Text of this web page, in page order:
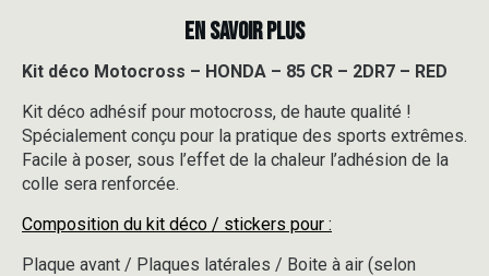
85
-
2DR7
-
RED
EN SAVOIR PLUS
Kit déco Motocross – HONDA – 85 CR – 2DR7 – RED
Kit déco adhésif pour motocross, de haute qualité !
Spécialement conçu pour la pratique des sports extrêmes.
Facile à poser, sous l’effet de la chaleur l’adhésion de la
colle sera renforcée.
Composition du kit déco / stickers pour :
Plaque avant / Plaques latérales / Boite à air (selon